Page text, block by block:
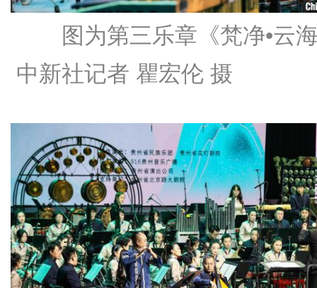
图为第三乐章《梵净•云
中新社记者 瞿宏伦 摄